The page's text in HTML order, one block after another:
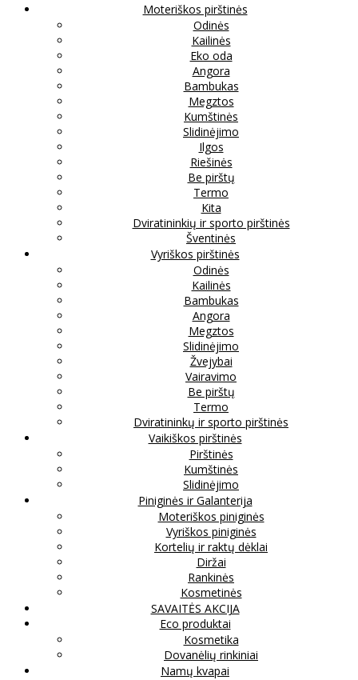
Moteriškos pirštinės
Odinės
Kailinės
Eko oda
Angora
Bambukas
Megztos
Kumštinės
Slidinėjimo
Ilgos
Riešinės
Be pirštų
Termo
Kita
Dviratininkių ir sporto pirštinės
Šventinės
Vyriškos pirštinės
Odinės
Kailinės
Bambukas
Angora
Megztos
Slidinėjimo
Žvejybai
Vairavimo
Be pirštų
Termo
Dviratininkų ir sporto pirštinės
Vaikiškos pirštinės
Pirštinės
Kumštinės
Slidinėjimo
Piniginės ir Galanterija
Moteriškos piniginės
Vyriškos piniginės
Kortelių ir raktų dėklai
Diržai
Rankinės
Kosmetinės
SAVAITĖS AKCIJA
Eco produktai
Kosmetika
Dovanėlių rinkiniai
Namų kvapai